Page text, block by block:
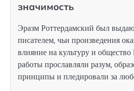
значимость
Эразм Роттердамский был
писателем, чьи произведения
влияние на культуру и
работы прославляли разум,
принципы и пледировали за